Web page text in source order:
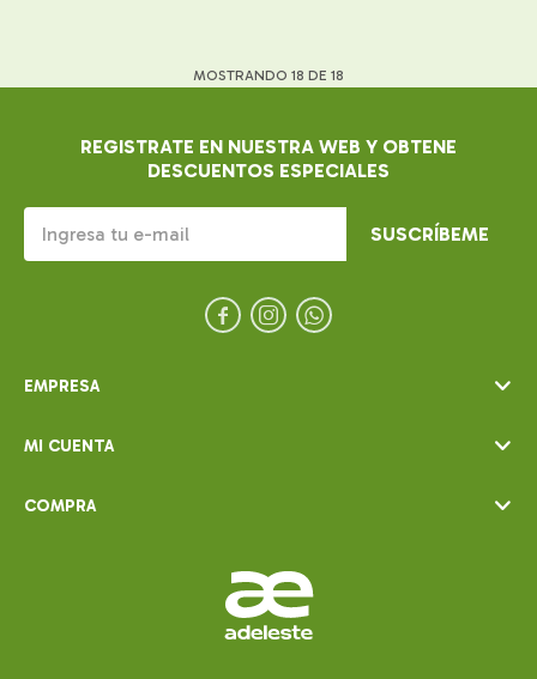
MOSTRANDO 18 DE 18
EMPRESA
MI CUENTA
COMPRA
REGISTRATE EN NUESTRA WEB Y OBTENE
DESCUENTOS ESPECIALES
SUSCRÍBEME
  